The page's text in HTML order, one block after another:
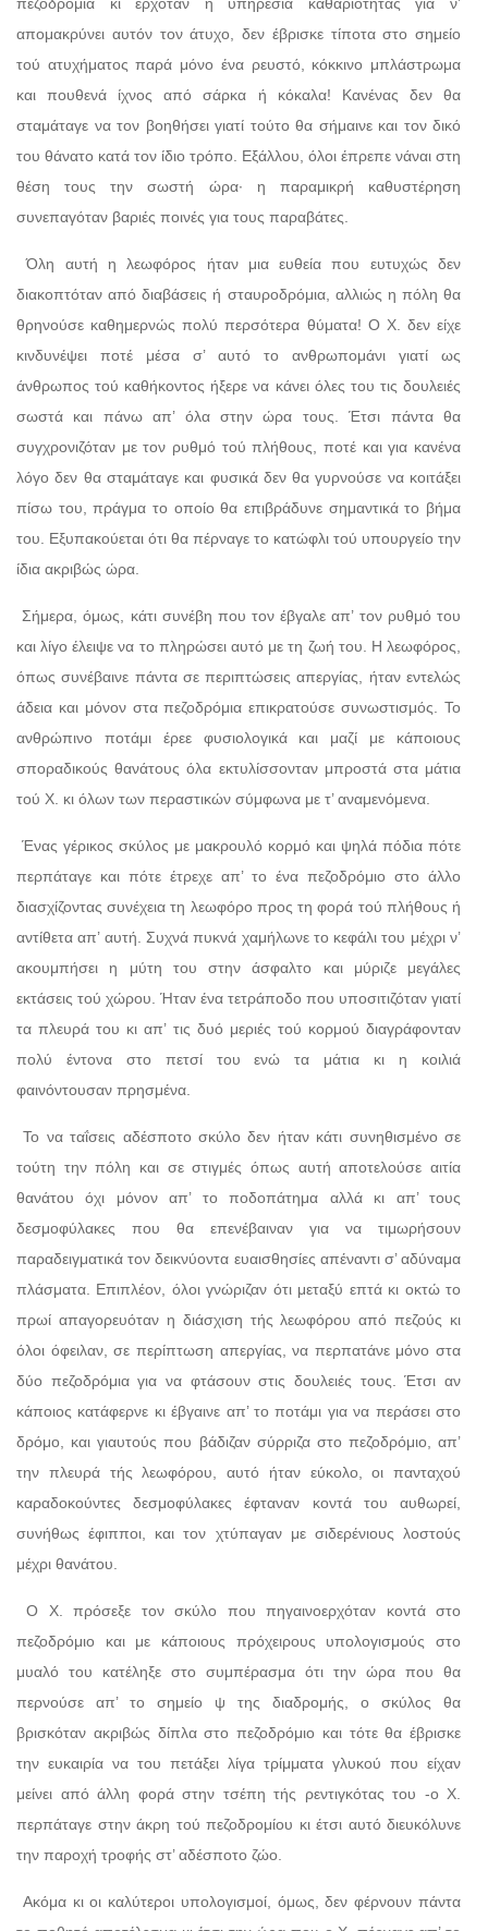
απομακρύνει αυτόν τον άτυχο, δεν έβρισκε τίποτα στο σημείο
τού ατυχήματος παρά μόνο ένα ρευστό, κόκκινο μπλάστρωμα
και πουθενά ίχνος από σάρκα ή κόκαλα! Κανένας δεν θα
σταμάταγε να τον βοηθήσει γιατί τούτο θα σήμαινε και τον δικό
του θάνατο κατά τον ίδιο τρόπο. Εξάλλου, όλοι έπρεπε νάναι στη
θέση τους την σωστή ώρα· η παραμικρή καθυστέρηση
συνεπαγόταν βαριές ποινές για τους παραβάτες.
Όλη αυτή η λεωφόρος ήταν μια ευθεία που ευτυχώς δεν
διακοπτόταν από διαβάσεις ή σταυροδρόμια, αλλιώς η πόλη θα
θρηνούσε καθημερνώς πολύ περσότερα θύματα! Ο Χ. δεν είχε
κινδυνέψει ποτέ μέσα σ’ αυτό το ανθρωπομάνι γιατί ως
άνθρωπος τού καθήκοντος ήξερε να κάνει όλες του τις δουλειές
σωστά και πάνω απ’ όλα στην ώρα τους. Έτσι πάντα θα
συγχρονιζόταν με τον ρυθμό τού πλήθους, ποτέ και για κανένα
λόγο δεν θα σταμάταγε και φυσικά δεν θα γυρνούσε να κοιτάξει
πίσω του, πράγμα το οποίο θα επιβράδυνε σημαντικά το βήμα
του. Εξυπακούεται ότι θα πέρναγε το κατώφλι τού υπουργείο την
ίδια ακριβώς ώρα.
Σήμερα, όμως, κάτι συνέβη που τον έβγαλε απ’ τον ρυθμό του
και λίγο έλειψε να το πληρώσει αυτό με τη ζωή του. Η λεωφόρος,
όπως συνέβαινε πάντα σε περιπτώσεις απεργίας, ήταν εντελώς
άδεια και μόνον στα πεζοδρόμια επικρατούσε συνωστισμός. Το
ανθρώπινο ποτάμι έρεε φυσιολογικά και μαζί με κάποιους
σποραδικούς θανάτους όλα εκτυλίσσονταν μπροστά στα μάτια
τού Χ. κι όλων των περαστικών σύμφωνα με τ’ αναμενόμενα.
Ένας γέρικος σκύλος με μακρουλό κορμό και ψηλά πόδια πότε
περπάταγε και πότε έτρεχε απ’ το ένα πεζοδρόμιο στο άλλο
διασχίζοντας συνέχεια τη λεωφόρο προς τη φορά τού πλήθους ή
αντίθετα απ’ αυτή. Συχνά πυκνά χαμήλωνε το κεφάλι του μέχρι ν’
ακουμπήσει η μύτη του στην άσφαλτο και μύριζε μεγάλες
εκτάσεις τού χώρου. Ήταν ένα τετράποδο που υποσιτιζόταν γιατί
τα πλευρά του κι απ’ τις δυό μεριές τού κορμού διαγράφονταν
πολύ έντονα στο πετσί του ενώ τα μάτια κι η κοιλιά
φαινόντουσαν πρησμένα.
Το να ταΐσεις αδέσποτο σκύλο δεν ήταν κάτι συνηθισμένο σε
τούτη την πόλη και σε στιγμές όπως αυτή αποτελούσε αιτία
θανάτου όχι μόνον απ’ το ποδοπάτημα αλλά κι απ’ τους
δεσμοφύλακες που θα επενέβαιναν για να τιμωρήσουν
παραδειγματικά τον δεικνύοντα ευαισθησίες απέναντι σ’ αδύναμα
πλάσματα. Επιπλέον, όλοι γνώριζαν ότι μεταξύ επτά κι οκτώ το
πρωί απαγορευόταν η διάσχιση τής λεωφόρου από πεζούς κι
όλοι όφειλαν, σε περίπτωση απεργίας, να περπατάνε μόνο στα
δύο πεζοδρόμια για να φτάσουν στις δουλειές τους. Έτσι αν
κάποιος κατάφερνε κι έβγαινε απ’ το ποτάμι για να περάσει στο
δρόμο, και γιαυτούς που βάδιζαν σύρριζα στο πεζοδρόμιο, απ’
την πλευρά τής λεωφόρου, αυτό ήταν εύκολο, οι πανταχού
καραδοκούντες δεσμοφύλακες έφταναν κοντά του αυθωρεί,
συνήθως έφιπποι, και τον χτύπαγαν με σιδερένιους λοστούς
μέχρι θανάτου.
Ο Χ. πρόσεξε τον σκύλο που πηγαινοερχόταν κοντά στο
πεζοδρόμιο και με κάποιους πρόχειρους υπολογισμούς στο
μυαλό του κατέληξε στο συμπέρασμα ότι την ώρα που θα
περνούσε απ’ το σημείο ψ της διαδρομής, ο σκύλος θα
βρισκόταν ακριβώς δίπλα στο πεζοδρόμιο και τότε θα έβρισκε
την ευκαιρία να του πετάξει λίγα τρίμματα γλυκού που είχαν
μείνει από άλλη φορά στην τσέπη τής ρεντιγκότας του -ο Χ.
περπάταγε στην άκρη τού πεζοδρομίου κι έτσι αυτό διευκόλυνε
την παροχή τροφής στ’ αδέσποτο ζώο.
Ακόμα κι οι καλύτεροι υπολογισμοί, όμως, δεν φέρνουν πάντα